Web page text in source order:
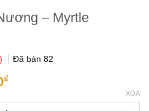
– Myrtle
Đã bán 82
₫
XÓA